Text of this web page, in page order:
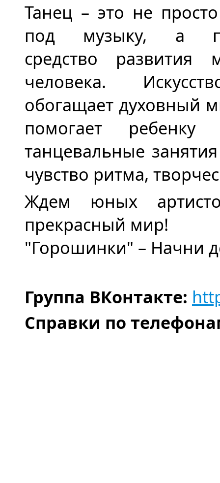
Танец – это не
под музыку, а
средство развития
человека.
обогащает духовный
помогает ребенку
танцевальные
чувство ритма,
Ждем юных
прекрасный мир!
"Горошинки" – Начни
Группа ВКонтакте:
Справки по